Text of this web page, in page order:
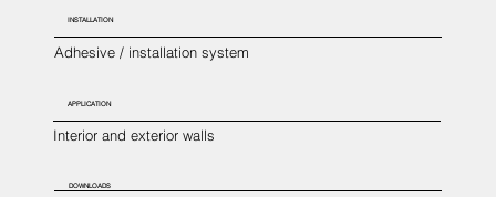
Adhesive / installation system
INSTALLATION
Interior and exterior walls
APPLICATION
DOWNLOADS